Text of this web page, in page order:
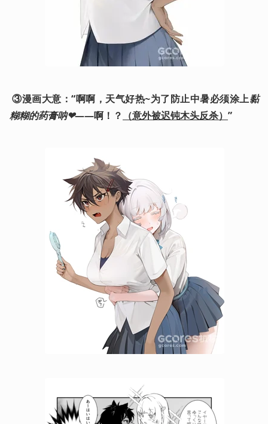
③漫画大意：“啊啊，天气好热~为了防止中暑必须涂上黏
糊糊的药膏呐❤——啊！？ （意外被迟钝木头反杀） ”